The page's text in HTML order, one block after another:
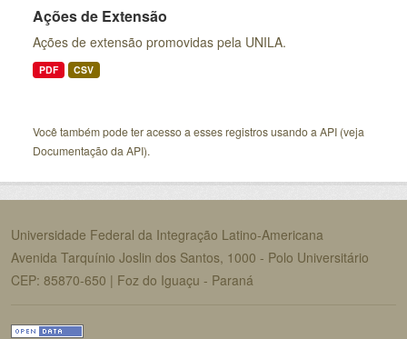
Ações de Extensão
Ações de extensão promovidas pela UNILA.
PDF CSV
Você também pode ter acesso a esses registros usando a API (veja
Documentação da API).
Universidade Federal da Integração Latino-Americana
Avenida Tarquínio Joslin dos Santos, 1000 - Polo Universitário
CEP: 85870-650 | Foz do Iguaçu - Paraná